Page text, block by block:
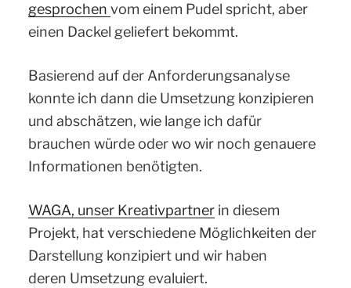
gesprochen vom einem Pudel spricht, aber
einen Dackel geliefert bekommt.
Basierend auf der Anforderungsanalyse
konnte ich dann die Umsetzung konzipieren
und abschätzen, wie lange ich dafür
brauchen würde oder wo wir noch genauere
Informationen benötigten.
WAGA, unser Kreativpartner in diesem
Projekt, hat verschiedene Möglichkeiten der
Darstellung konzipiert und wir haben
deren Umsetzung evaluiert.